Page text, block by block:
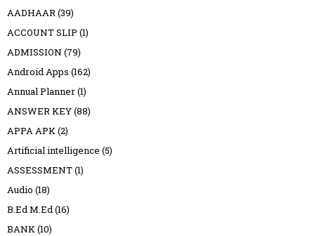
AADHAAR(39)
ACCOUNT SLIP (1)
ADMISSION (79)
Android Apps (162)
Annual Planner(1)
ANSWER KEY(88)
APPA APK(2)
Artificial intelligence (5)
ASSESSMENT(1)
Audio (18)
B.Ed M.Ed(16)
BANK(10)